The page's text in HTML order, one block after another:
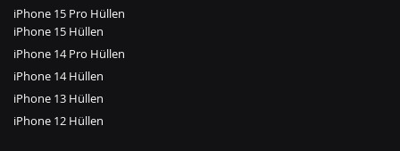
iPhone 15 Pro Hüllen
iPhone 15 Hüllen
iPhone 14 Pro Hüllen
iPhone 14 Hüllen
iPhone 13 Hüllen
iPhone 12 Hüllen